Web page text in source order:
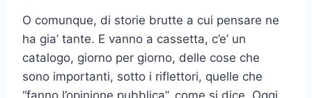
O comunque, di storie brutte a cui pensare ne
ha gia’ tante. E vanno a cassetta, c’e’ un
catalogo, giorno per giorno, delle cose che
sono importanti, sotto i riflettori, quelle che
“fanno l’opinione pubblica”, come si dice. Oggi